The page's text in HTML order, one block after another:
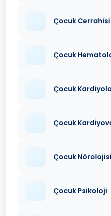
Çocuk Cerrahisi
Çocuk
Çocuk
Çocuk
Çocuk Nörolojisi
Çocuk Psikoloji